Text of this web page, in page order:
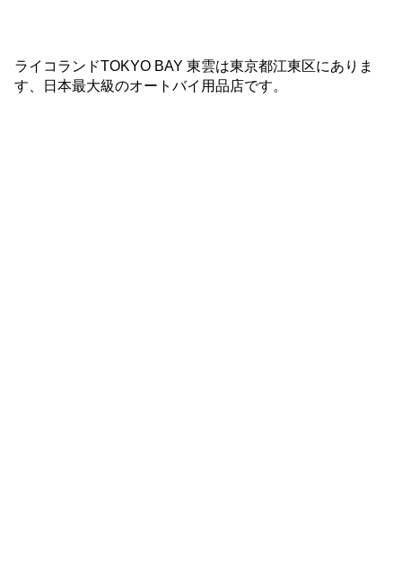
ライコランドTOKYO BAY 東雲は東京都江東区にありま
す、日本最大級のオートバイ用品店です。